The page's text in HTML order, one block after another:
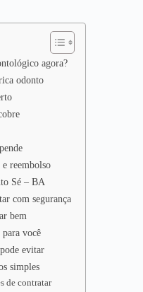
agora?
odonto
reembolso
Sé – BA
com segurança
bem
você
evitar
simples
de contratar